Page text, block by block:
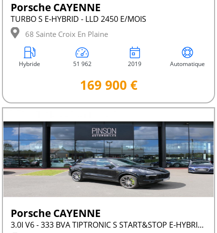
Porsche CAYENNE
TURBO S E-HYBRID - LLD 2450 E/MOIS
68 Sainte Croix En Plaine
Hybride 51 962 2019 Automatique
169 900 €
Porsche CAYENNE
3.0I V6 - 333 BVA TIPTRONIC S START&STOP E-HYBRID PLATINUM EDITION PHASE 2